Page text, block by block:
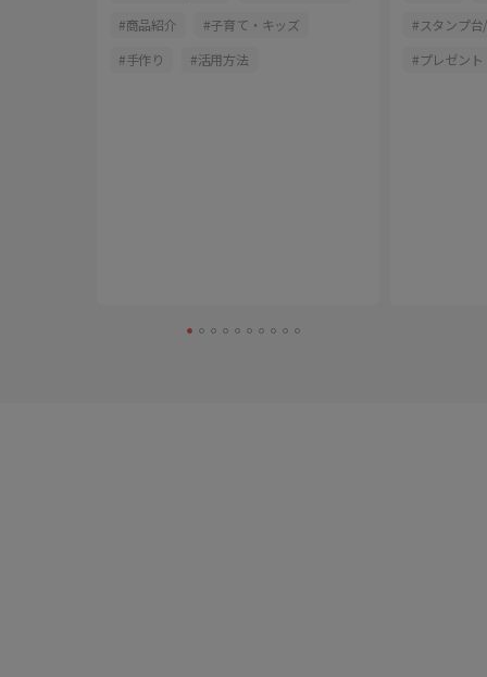
商品紹介
子育て・キッズ
手作り
活用方法
スタンプ
プレゼント